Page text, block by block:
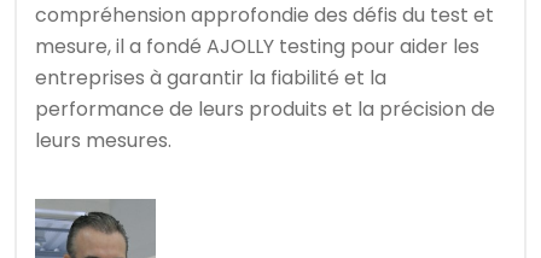
compréhension approfondie des défis du test et
mesure, il a fondé AJOLLY testing pour aider les
entreprises à garantir la fiabilité et la
performance de leurs produits et la précision de
leurs mesures.